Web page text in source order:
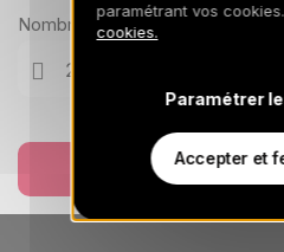
Nombre de voyageurs
paramétrant vos cookies.
cookies.
Paramétrer
Accepter et